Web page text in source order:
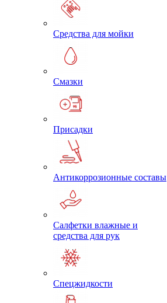
Средства для мойки
Смазки
Присадки
Антикоррозионные составы
Салфетки влажные и
средства для рук
Спецжидкости